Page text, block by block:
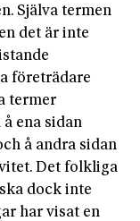
Själva termen
det är inte
företrädare
termer
ena sidan
å andra sidan
Det folkliga
dock inte
har visat en